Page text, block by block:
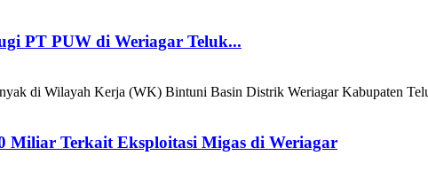
PT PUW di Weriagar Teluk...
di Wilayah Kerja (WK) Bintuni Basin Distrik Weriagar Kabupaten
Miliar Terkait Eksploitasi Migas di Weriagar